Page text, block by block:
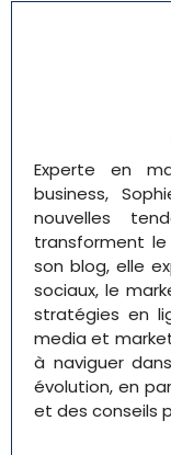
Experte en
business,
nouvelles
transforment
son blog, elle
sociaux, le
stratégies en
media et
à naviguer
évolution, en
et des conseils